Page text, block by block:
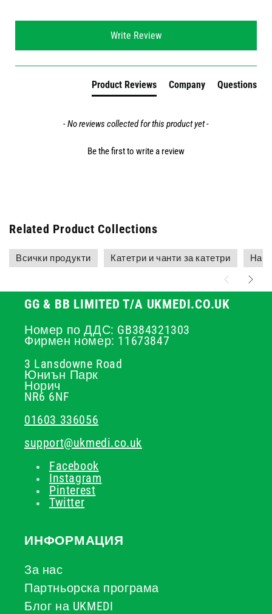
Write Review
Product Reviews Company Questions
- No reviews collected for this product yet -
Be the first to write a review
Related Product Collections
Всички продукти Катетри и чанти за катетри Най-
GG & BB LIMITED T/A UKMEDI.CO.UK
Номер по ДДС: GB384321303
Фирмен номер: 11673847
3 Lansdowne Road
Юниън Парк
Норич
NR6 6NF
01603 336056
support@ukmedi.co.uk
Facebook
Instagram
Pinterest
Twitter
ИНФОРМАЦИЯ
За нас
Партньорска програма
Блог на UKMEDI